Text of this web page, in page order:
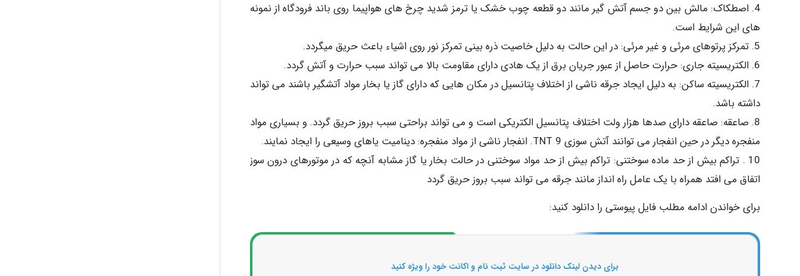
4. اصطکاک: مالش بین دو جسم آتش گیر مانند دو قطعه چوب خشک یا ترمز شدید چرخ های هواپیما روی باند فرودگاه از نمونه
های این شرایط است.
5. تمرکز پرتوهای مرئی و غیر مرئی: در این حالت به دلیل خاصیت ذره بینی تمرکز نور روی اشیاء باعث حریق میگردد.
6. الکتریسیته جاری: حرارت حاصل از عبور جریان برق از یک هادی دارای مقاومت بالا می تواند سبب حرارت و آتش گردد.
7. الکتریسیته ساکن: به دلیل ایجاد جرقه ناشی از اختلاف پتانسیل در مکان هایی که دارای گاز یا بخار مواد آتشگیر باشند می تواند
داشته باشد.
8. صاعقه: صاعقه دارای صدها هزار ولت اختلاف پتانسیل الکتریکی است و می تواند براحتی سبب بروز حریق گردد. و بسیاری مواد
منفجره دیگر در حین انفجار می توانند آتش سوزی TNT 9. انفجار ناشی از مواد منفجره: دینامیت یاهای وسیعی را ایجاد نمایند.
10 . تراکم بیش از حد ماده سوختنی: تراکم بیش از حد مواد سوختنی در حالت بخار یا گاز مشابه آنچه که در موتورهای درون سوز
اتفاق می افتد همراه با یک عامل راه انداز مانند جرقه می تواند سبب بروز حریق گردد
برای خواندن ادامه مطلب فایل پیوستی را دانلود کنید:
برای دیدن لینک دانلود در سایت ثبت نام و اکانت خود را ویژه کنید